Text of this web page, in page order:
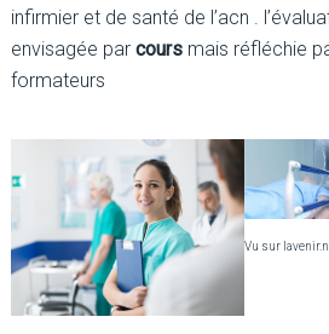
infirmier et de santé de l’acn .
envisagée par coursmais réfléchie
formateurs
Vu sur